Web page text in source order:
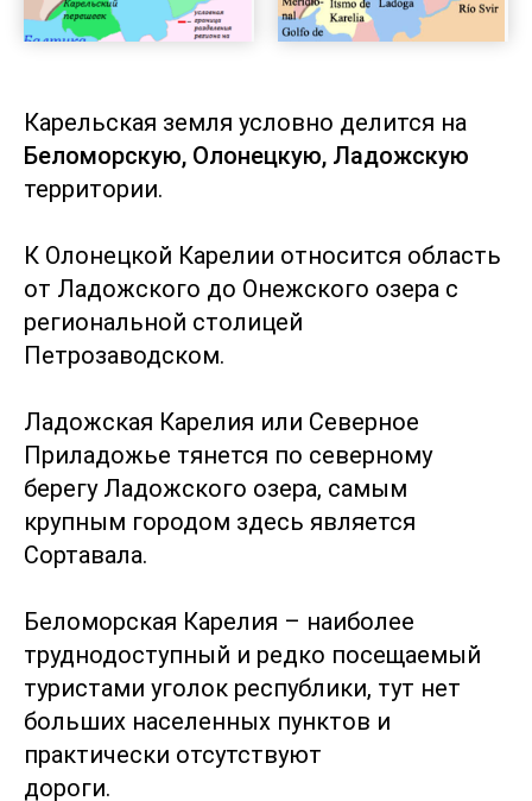
Карельская земля условно делится на
Беломорскую, Олонецкую, Ладожскую
территории.
К Олонецкой Карелии относится область
от Ладожского до Онежского озера с
региональной столицей
Петрозаводском.
Ладожская Карелия или Северное
Приладожье тянется по северному
берегу Ладожского озера, самым
крупным городом здесь является
Сортавала.
Беломорская Карелия – наиболее
труднодоступный и редко посещаемый
туристами уголок республики, тут нет
больших населенных пунктов и
практически отсутствуют
дороги.